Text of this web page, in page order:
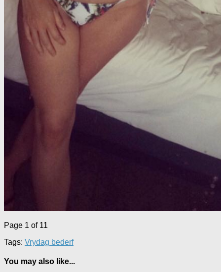
Page 1 of 11
Tags: Vrydag bederf
You may also like...